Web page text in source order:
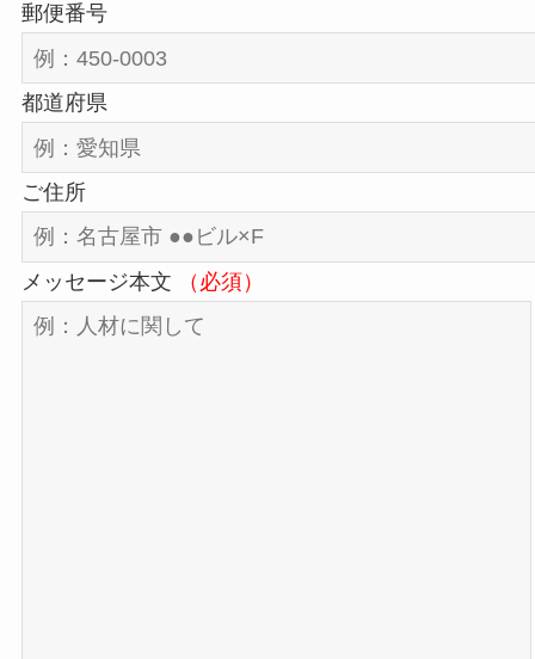
郵便番号
都道府県
ご住所
メッセージ本文 （必須）